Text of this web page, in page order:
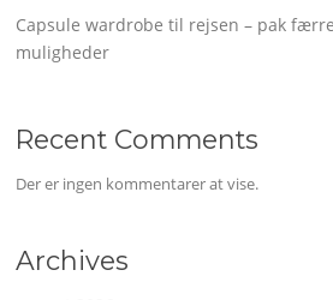
Capsule wardrobe til rejsen – pak
muligheder
Recent Comments
Der er ingen kommentarer at vise.
Archives